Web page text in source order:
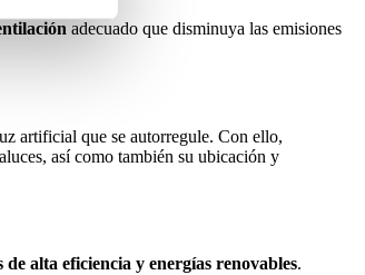
adecuado que disminuya las emisiones
artificial que se autorregule. Con ello,
así como también su ubicación y
de alta eficiencia y energías renovables.